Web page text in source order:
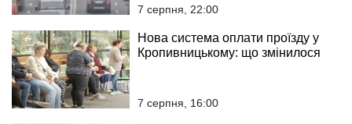
7 серпня, 22:00
Нова система оплати проїзду у
Кропивницькому: що змінилося
7 серпня, 16:00